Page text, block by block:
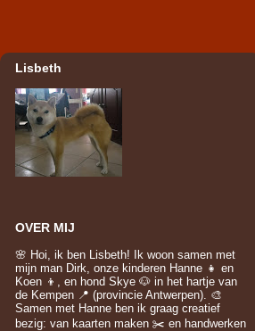
Lisbeth
OVER MIJ
🌸 Hoi, ik ben Lisbeth! Ik woon samen met
mijn man Dirk, onze kinderen Hanne 👧 en
Koen 👦, en hond Skye 🐶 in het hartje van
de Kempen 📍 (provincie Antwerpen). 🎨
Samen met Hanne ben ik graag creatief
bezig: van kaarten maken ✂️ en handwerken